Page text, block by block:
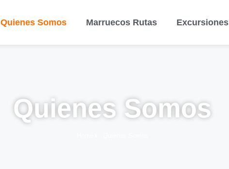
Quienes Somos Marruecos Rutas Excursiones
Quienes Somos